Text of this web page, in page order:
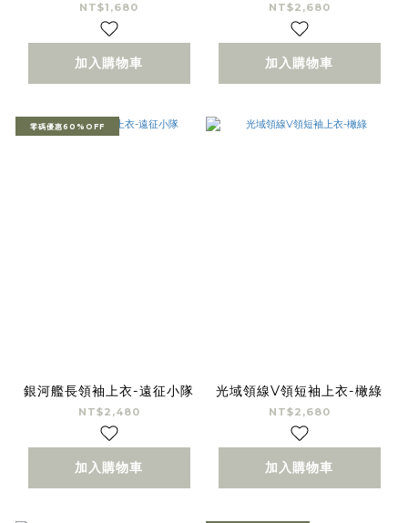
NT$1,680
加入購物車
NT$2,680
加入購物車
零碼優惠60%OFF
銀河艦長領袖上衣-遠征小隊
NT$2,480
加入購物車
光域領線V領短袖上衣-橄綠
NT$2,680
加入購物車